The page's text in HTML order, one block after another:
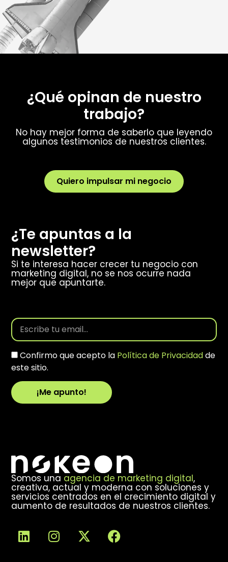
¿Qué opinan de nuestro
trabajo?
No hay mejor forma de saberlo que leyendo
algunos testimonios de nuestros clientes.
Quiero impulsar mi negocio
¿Te apuntas a la
newsletter?
Si te interesa hacer crecer tu negocio con
marketing digital, no se nos ocurre nada
mejor que apuntarte.
Confirmo que acepto la Política de Privacidadde
este sitio.
¡Me apunto!
Somos una agencia de marketing digital,
creativa, actual y moderna con soluciones y
servicios centrados en el crecimiento digital y
aumento de resultados de nuestros clientes.